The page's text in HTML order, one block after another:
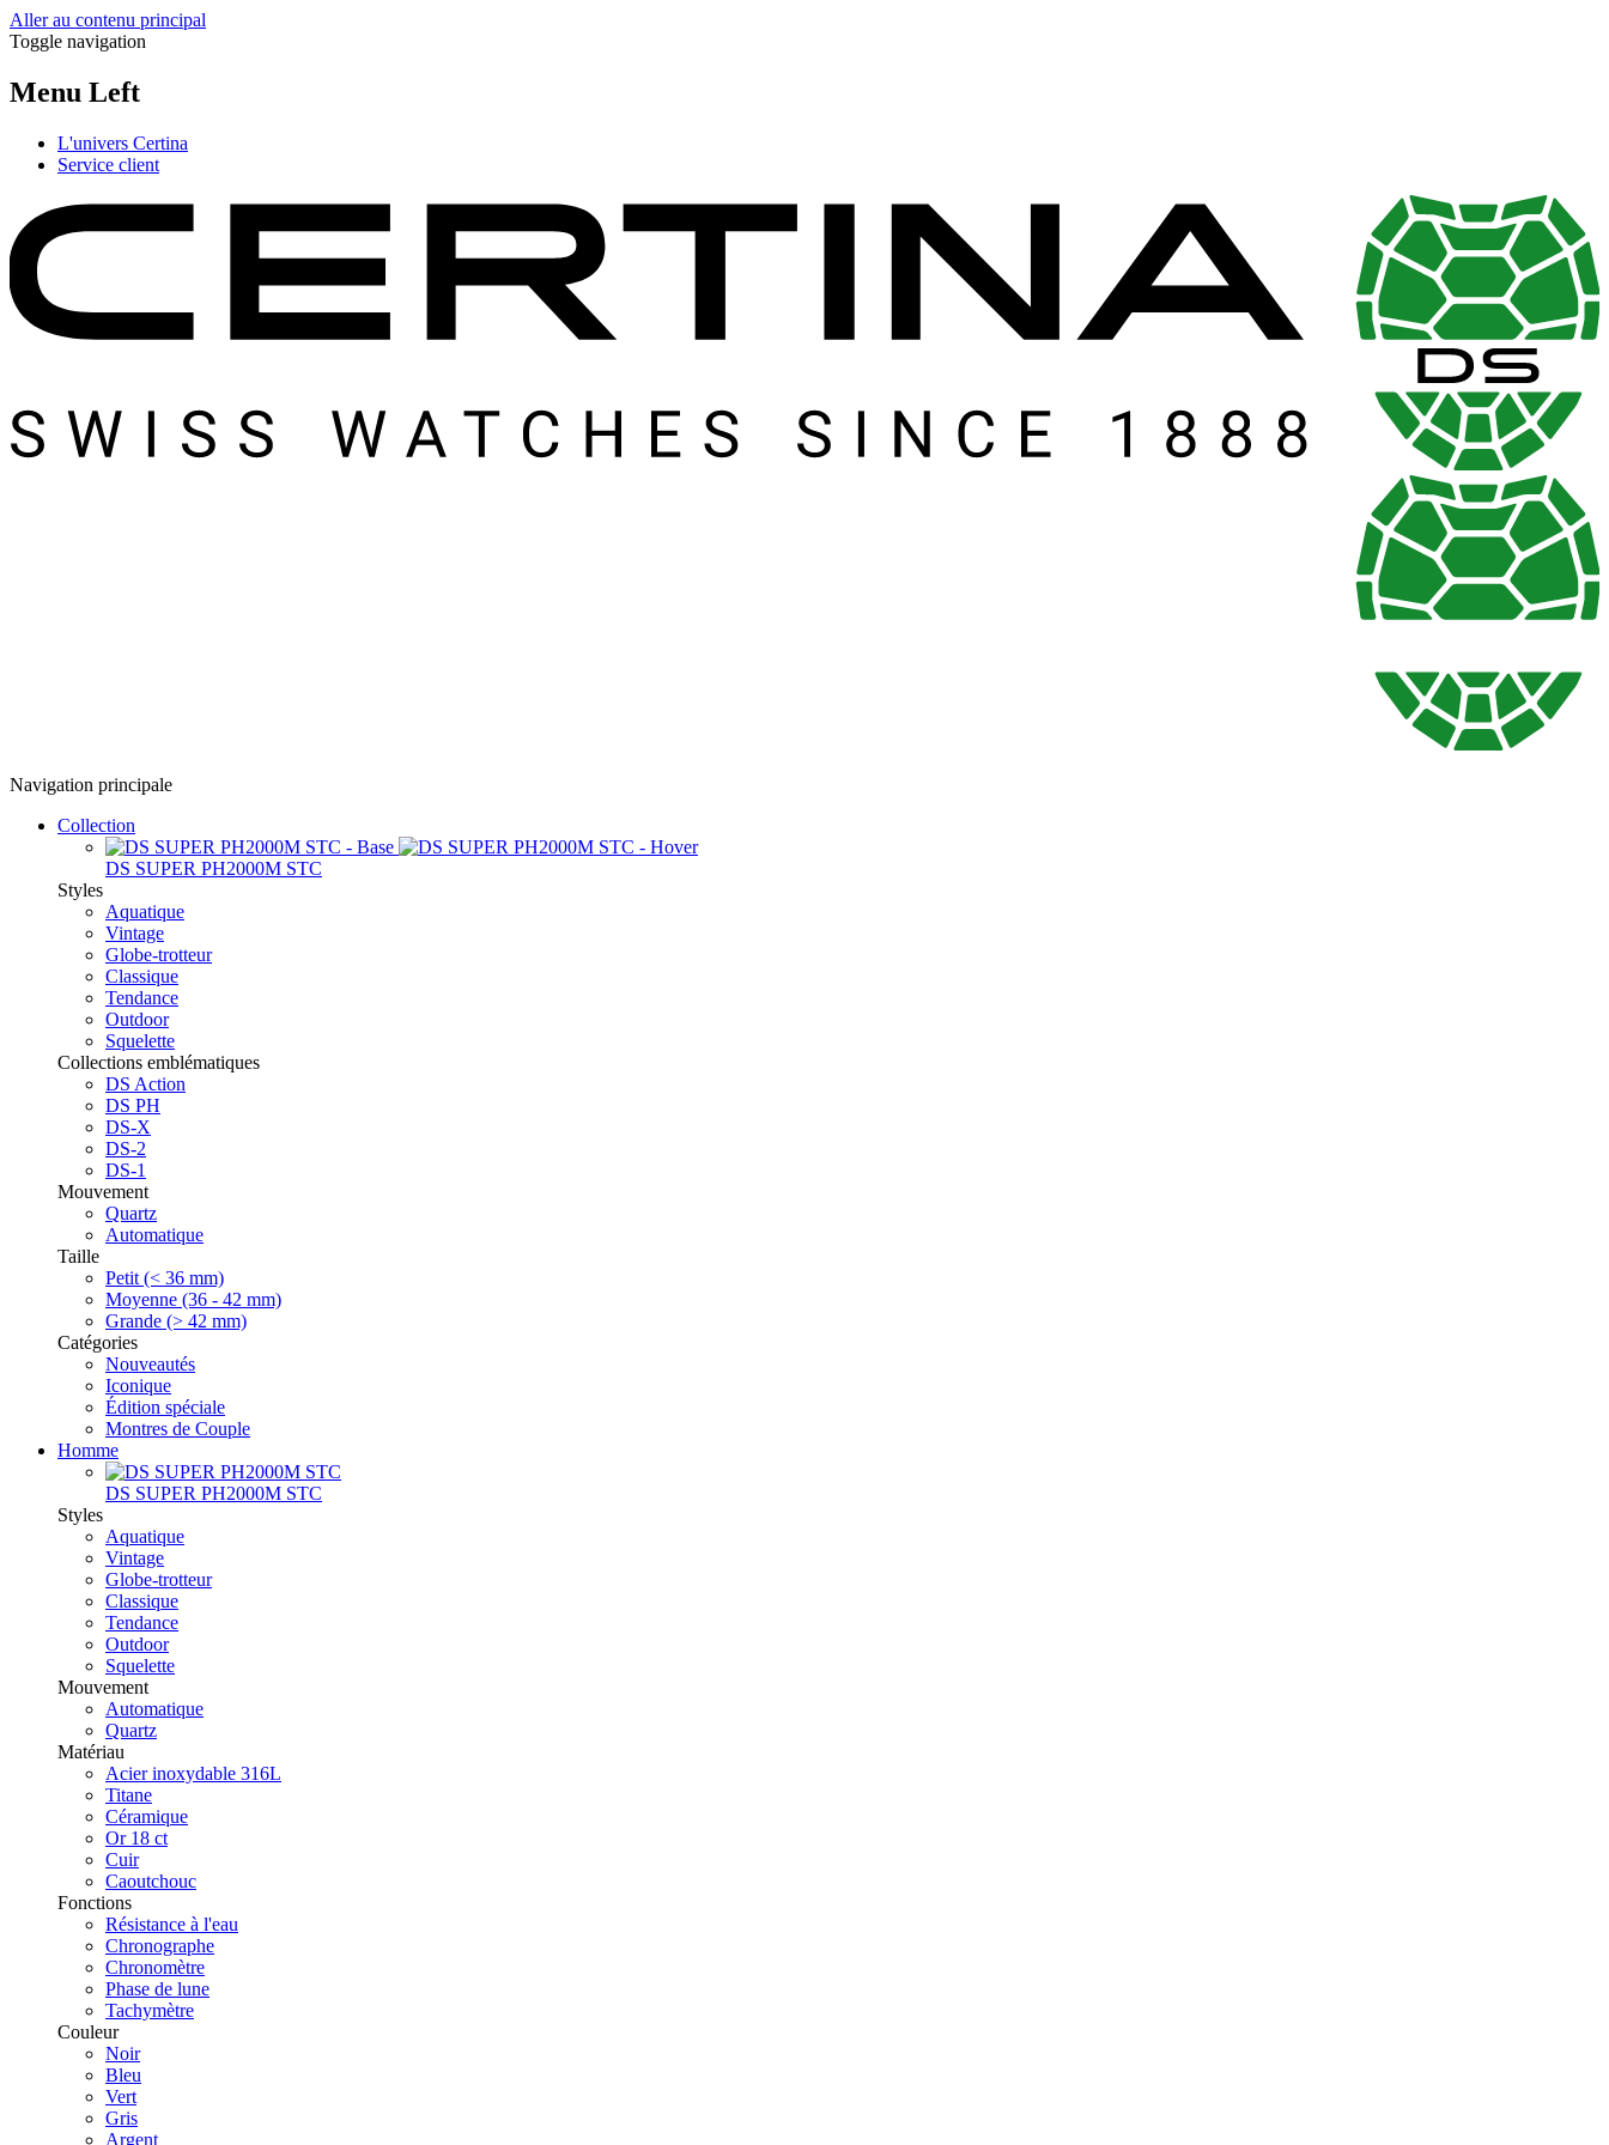
Aller au contenu principal
Toggle navigation
Menu Left
L'univers Certina
Service client
Navigation principale
Collection
DS SUPER PH2000M STC
Styles
Aquatique
Vintage
Globe-trotteur
Classique
Tendance
Outdoor
Squelette
Collections emblématiques
DS Action
DS PH
DS-X
DS-2
DS-1
Mouvement
Quartz
Automatique
Taille
Petit (< 36 mm)
Moyenne (36 - 42 mm)
Grande (> 42 mm)
Catégories
Nouveautés
Iconique
Édition spéciale
Montres de Couple
Homme
DS SUPER PH2000M STC
Styles
Aquatique
Vintage
Globe-trotteur
Classique
Tendance
Outdoor
Squelette
Mouvement
Automatique
Quartz
Matériau
Acier inoxydable 316L
Titane
Céramique
Or 18 ct
Cuir
Caoutchouc
Fonctions
Résistance à l'eau
Chronographe
Chronomètre
Phase de lune
Tachymètre
Couleur
Noir
Bleu
Vert
Gris
Argent